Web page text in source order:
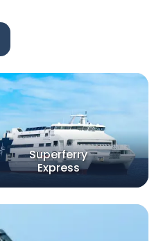
Superferry
Express